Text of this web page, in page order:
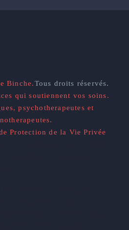
Binche.Tous droits réservés.
qui soutiennent vos soins.
psychotherapeutes et
Protection de la Vie Privée